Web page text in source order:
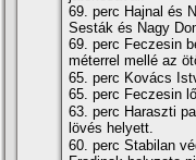
69. perc Hajnal és
Sesták és Nagy
69. perc Feczesin
méterrel mellé az
65. perc Kovács
65. perc Feczesin
63. perc Haraszti
lövés helyett.
60. perc Stabilan